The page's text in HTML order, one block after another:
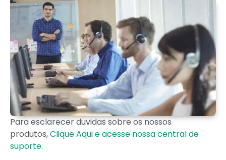
Para esclarecer duvidas sobre os nossos
produtos,Clique Aqui e acesse nossa central de
suporte.